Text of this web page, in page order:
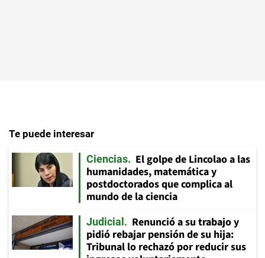
Te puede interesar
Ciencias
El golpe de Lincolao a las
humanidades, matemática y
postdoctorados que complica al
mundo de la ciencia
Judicial
Renunció a su trabajo y
pidió rebajar pensión de su hija:
Tribunal lo rechazó por reducir sus